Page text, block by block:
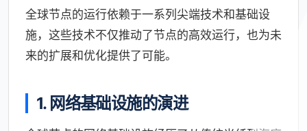
全球节点的运行依赖于一系列尖端技术和基础设
施，这些技术不仅推动了节点的高效运行，也为未
来的扩展和优化提供了可能。
1. 网络基础设施的演进